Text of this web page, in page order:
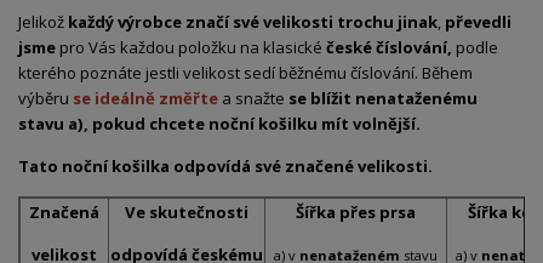
Jelikož každý výrobce značí své velikosti trochu jinak, převedli
jsme pro Vás každou položku na klasické české číslování, podle
kterého poznáte jestli velikost sedí běžnému číslování. Během
výběru se ideálně změřte a snažte se blížit nenataženému
stavu a), pokud chcete noční košilku mít volnější.
Tato noční košilka odpovídá své značené velikosti.
Značená
velikost
Ve skutečnosti
odpovídá českému
Šířka přes prsa
a) v nenataženém stavu
Šířka
a) v